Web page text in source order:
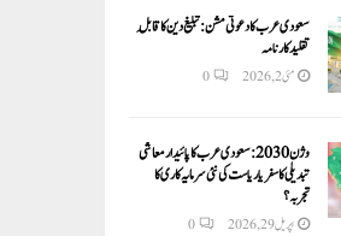
سعودی عرب کا دعوتی مشن: تبلیغ دین کا قابلِ
تقلید کارنامہ
مئی 2, 2026 0
وژن 2030:سعودی عرب کا پائیدار معاشی
تبدیلی کا سفر یا ریاست کی نئی سرمایہ کاری کا
تجربہ؟
اپریل 29, 2026 0